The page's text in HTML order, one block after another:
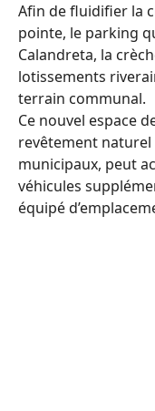
Afin de fluidifier la
pointe, le parking
Calandreta, la
lotissements
terrain communal.
Ce nouvel espace
revêtement naturel
municipaux, peut
véhicules
équipé